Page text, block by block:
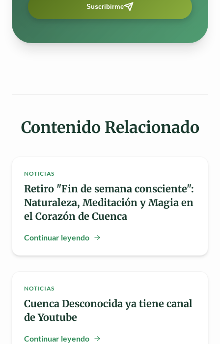
Suscribirme
Contenido Relacionado
NOTICIAS
Retiro "Fin de semana consciente":
Naturaleza, Meditación y Magia en
el Corazón de Cuenca
Continuar leyendo
NOTICIAS
Cuenca Desconocida ya tiene canal
de Youtube
Continuar leyendo